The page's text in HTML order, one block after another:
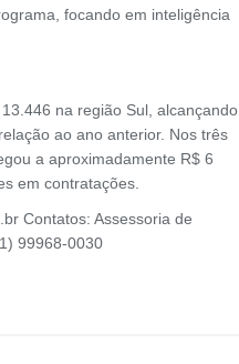
focando em inteligência
na região Sul, alcançando
ao ano anterior. Nos três
a aproximadamente R$ 6
em contratações.
Contatos: Assessoria de
99968-0030